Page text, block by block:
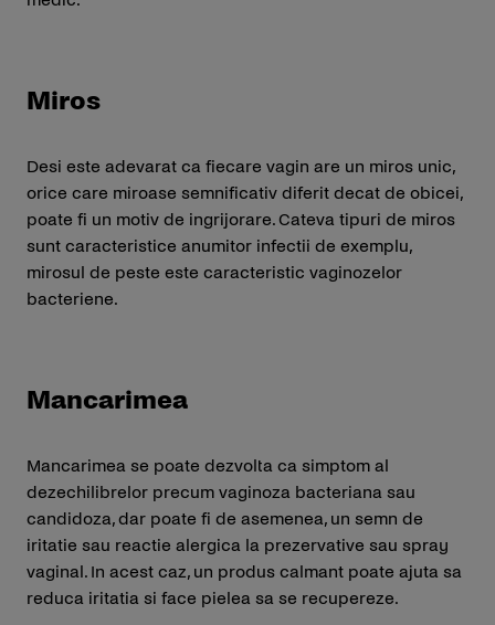
Miros
Desi este adevarat ca fiecare vagin are un miros unic,
orice care miroase semnificativ diferit decat de obicei,
poate fi un motiv de ingrijorare. Cateva tipuri de miros
sunt caracteristice anumitor infectii de exemplu,
mirosul de peste este caracteristic vaginozelor
bacteriene.
Mancarimea
Mancarimea se poate dezvolta ca simptom al
dezechilibrelor precum vaginoza bacteriana sau
candidoza, dar poate fi de asemenea, un semn de
iritatie sau reactie alergica la prezervative sau spray
vaginal. In acest caz, un produs calmant poate ajuta sa
reduca iritatia si face pielea sa se recupereze.